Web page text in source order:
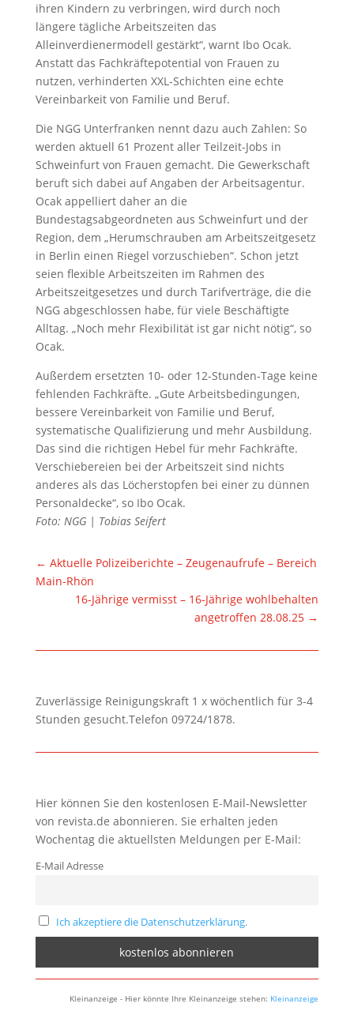
ihren Kindern zu verbringen, wird durch noch
längere tägliche Arbeitszeiten das
Alleinverdienermodell gestärkt“, warnt Ibo Ocak.
Anstatt das Fachkräftepotential von Frauen zu
nutzen, verhinderten XXL-Schichten eine echte
Vereinbarkeit von Familie und Beruf.
Die NGG Unterfranken nennt dazu auch Zahlen: So
werden aktuell 61 Prozent aller Teilzeit-Jobs in
Schweinfurt von Frauen gemacht. Die Gewerkschaft
beruft sich dabei auf Angaben der Arbeitsagentur.
Ocak appelliert daher an die
Bundestagsabgeordneten aus Schweinfurt und der
Region, dem „Herumschrauben am Arbeitszeitgesetz
in Berlin einen Riegel vorzuschieben“. Schon jetzt
seien flexible Arbeitszeiten im Rahmen des
Arbeitszeitgesetzes und durch Tarifverträge, die die
NGG abgeschlossen habe, für viele Beschäftigte
Alltag. „Noch mehr Flexibilität ist gar nicht nötig“, so
Ocak.
Außerdem ersetzten 10- oder 12-Stunden-Tage keine
fehlenden Fachkräfte. „Gute Arbeitsbedingungen,
bessere Vereinbarkeit von Familie und Beruf,
systematische Qualifizierung und mehr Ausbildung.
Das sind die richtigen Hebel für mehr Fachkräfte.
Verschiebereien bei der Arbeitszeit sind nichts
anderes als das Löcherstopfen bei einer zu dünnen
Personaldecke“, so Ibo Ocak.
Foto: NGG | Tobias Seifert
← Aktuelle Polizeiberichte – Zeugenaufrufe – Bereich
Main-Rhön
16-Jährige vermisst – 16-Jährige wohlbehalten
angetroffen 28.08.25 →
Zuverlässige Reinigungskraft 1 x wöchentlich für 3-4
Stunden gesucht.Telefon 09724/1878.
Hier können Sie den kostenlosen E-Mail-Newsletter
von revista.de abonnieren. Sie erhalten jeden
Wochentag die aktuellsten Meldungen per E-Mail:
E-Mail Adresse
Ich akzeptiere die Datenschutzerklärung.
Kleinanzeige - Hier könnte Ihre Kleinanzeige stehen: Kleinanzeige